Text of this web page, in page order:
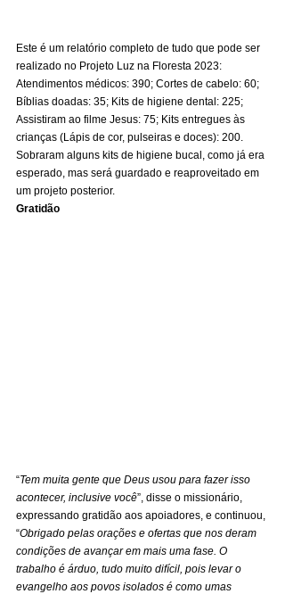
Este é um relatório completo de tudo que pode ser
realizado no Projeto Luz na Floresta 2023:
Atendimentos médicos: 390; Cortes de cabelo: 60;
Bíblias doadas: 35; Kits de higiene dental: 225;
Assistiram ao filme Jesus: 75; Kits entregues às
crianças (Lápis de cor, pulseiras e doces): 200.
Sobraram alguns kits de higiene bucal, como já era
esperado, mas será guardado e reaproveitado em
um projeto posterior.
Gratidão
“Tem muita gente que Deus usou para fazer isso
acontecer, inclusive você”, disse o missionário,
expressando gratidão aos apoiadores, e continuou,
“Obrigado pelas orações e ofertas que nos deram
condições de avançar em mais uma fase. O
trabalho é árduo, tudo muito difícil, pois levar o
evangelho aos povos isolados é como umas